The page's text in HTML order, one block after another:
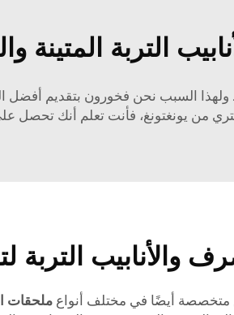
التربة المتينة
السبب نحن فخورون بتقديم أفضل
من يونغتونغ، فأنت تعلم أنك تحصل
والأنابيب التربة
متخصصة أيضًا في مختلف أنواع ملحقات